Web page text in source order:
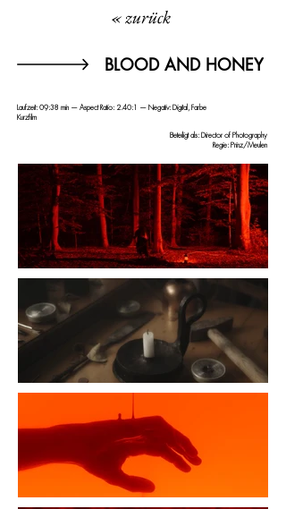
« zurück
BLOOD AND HONEY
Laufzeit: 09:38 min — Aspect Ratio: 2.40:1 — Negativ: Digital, Farbe
Kurzfilm
Beteiligt als: Director of Photography
Regie: Prinz/Meulen